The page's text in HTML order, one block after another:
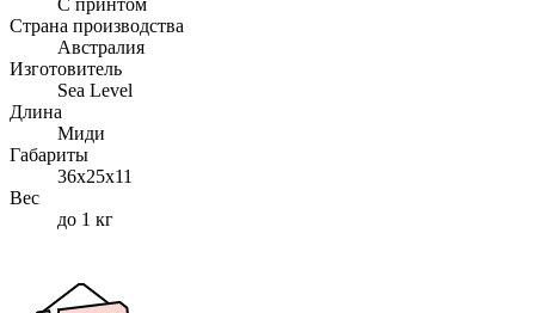
С принтом
Страна производства
Австралия
Изготовитель
Sea Level
Длина
Миди
Габариты
36x25x11
Вес
до 1 кг